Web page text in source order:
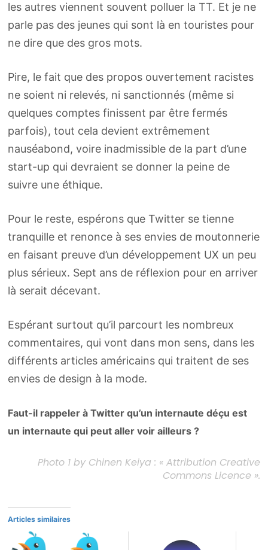
les autres viennent souvent polluer la TT. Et je ne
parle pas des jeunes qui sont là en touristes pour
ne dire que des gros mots.
Pire, le fait que des propos ouvertement racistes
ne soient ni relevés, ni sanctionnés (même si
quelques comptes finissent par être fermés
parfois), tout cela devient extrêmement
nauséabond, voire inadmissible de la part d’une
start-up qui devraient se donner la peine de
suivre une éthique.
Pour le reste, espérons que Twitter se tienne
tranquille et renonce à ses envies de moutonnerie
en faisant preuve d’un développement UX un peu
plus sérieux. Sept ans de réflexion pour en arriver
là serait décevant.
Espérant surtout qu’il parcourt les nombreux
commentaires, qui vont dans mon sens, dans les
différents articles américains qui traitent de ses
envies de design à la mode.
Faut-il rappeler à Twitter qu’un internaute déçu est
un internaute qui peut aller voir ailleurs ?
Photo 1 by Chinen Keiya : « Attribution Creative
Commons Licence ».
Articles similaires